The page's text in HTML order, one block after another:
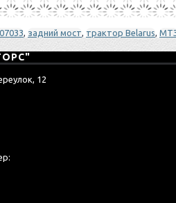
задний мост трактор Belarus
12